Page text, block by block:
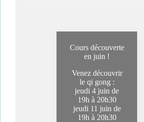
Cours découverte
en juin !
Venez découvrir
le qi gong :
jeudi 4 juin de
19h à 20h30
jeudi 11 juin de
19h à 20h30